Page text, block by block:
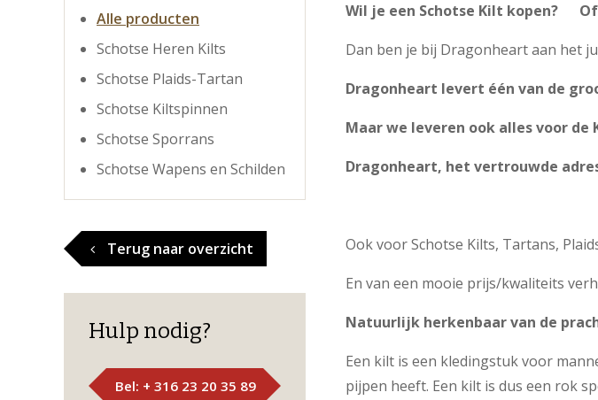
Alle producten
Schotse Heren Kilts
Schotse Plaids-Tartan
Schotse Kiltspinnen
Schotse Sporrans
Schotse Wapens en Schilden
Terug naar overzicht
Hulp nodig?
Bel: + 316 23 20 35 89
Wil je een Schotse Kilt kopen? Of
Dan ben je bij Dragonheart aan het
Dragonheart levert één van de
Maar we leveren ook alles voor de
Dragonheart, het vertrouwde
Ook voor Schotse Kilts, Tartans,
En van een mooie prijs/kwaliteits
Natuurlijk herkenbaar van de
Een kilt is een kledingstuk voor
pijpen heeft. Een kilt is dus een rok